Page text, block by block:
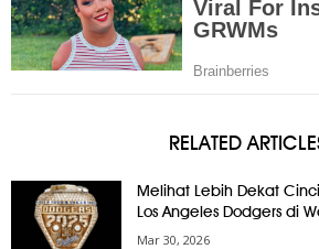
RELATED
Melihat Lebih Dekat
Los Angeles Dodgers di
Mar 30, 2026